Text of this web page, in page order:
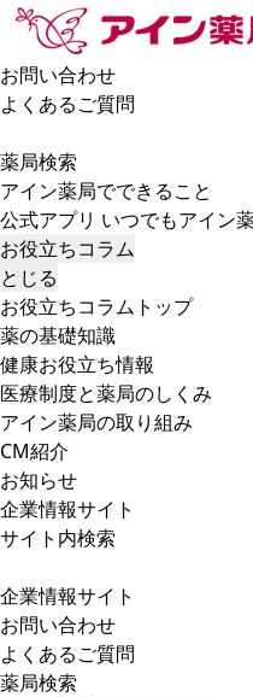
お問い合わせ
よくあるご質問
薬局検索
アイン薬局でできること
公式アプリ いつでもアイン
お役立ちコラム
とじる
お役立ちコラムトップ
薬の基礎知識
健康お役立ち情報
医療制度と薬局のしくみ
アイン薬局の取り組み
CM紹介
お知らせ
企業情報サイト
サイト内検索
企業情報サイト
お問い合わせ
よくあるご質問
薬局検索